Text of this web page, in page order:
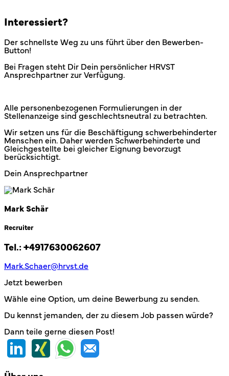
Interessiert?
Der schnellste Weg zu uns führt über den Bewerben-
Button!
Bei Fragen steht Dir Dein persönlicher HRVST
Ansprechpartner zur Verfügung.
Alle personenbezogenen Formulierungen in der
Stellenanzeige sind geschlechtsneutral zu betrachten.
Wir setzen uns für die Beschäftigung schwerbehinderter
Menschen ein. Daher werden Schwerbehinderte und
Gleichgestellte bei gleicher Eignung bevorzugt
berücksichtigt.
Dein Ansprechpartner
Mark Schär
Recruiter
Tel.: +4917630062607
Mark.Schaer@hrvst.de
Jetzt bewerben
Wähle eine Option, um deine Bewerbung zu senden.
Du kennst jemanden, der zu diesem Job passen würde?
Dann teile gerne diesen Post!